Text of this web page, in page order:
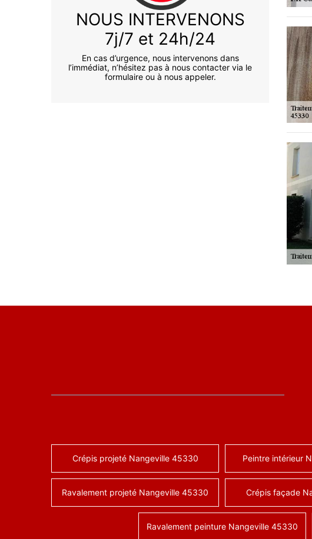
NOUS INTERVENONS
7j/7 et 24h/24
En cas d’urgence, nous intervenons dans
l’immédiat, n’hésitez pas à nous contacter via le
formulaire ou à nous appeler.
Crépis projeté Nangeville 45330 Peintre intérieur
Ravalement projeté Nangeville 45330 Crépis façade
Ravalement peinture Nangeville 45330